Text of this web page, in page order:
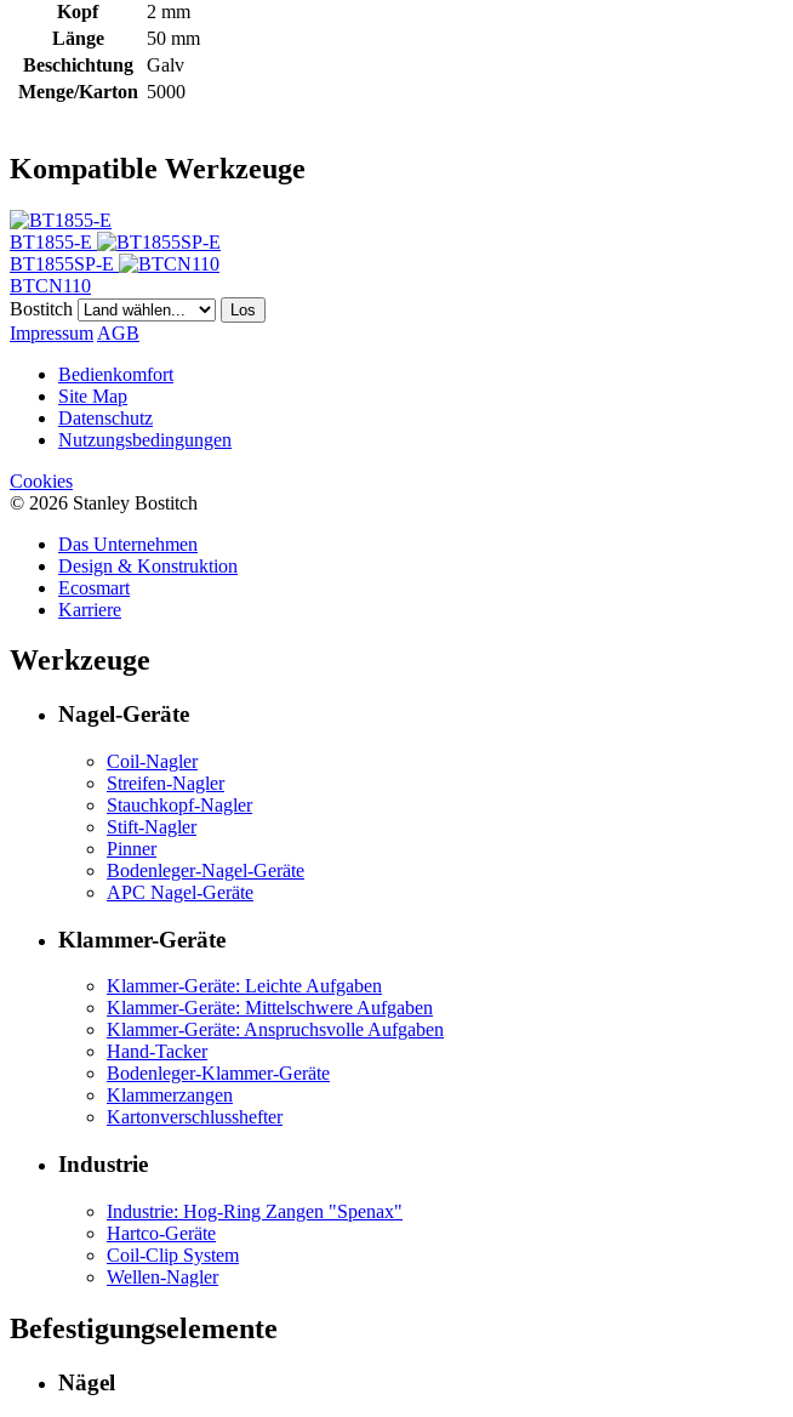
Kopf
2 mm
Länge
50 mm
Beschichtung
Galv
Menge/Karton 5000
Kompatible Werkzeuge
BT1855-E
BT1855SP-E
BTCN110
Bostitch
Los
Impressum AGB
Bedienkomfort
Site Map
Datenschutz
Nutzungsbedingungen
Cookies
© 2026 Stanley Bostitch
Das Unternehmen
Design & Konstruktion
Ecosmart
Karriere
Werkzeuge
Nagel-Geräte
Coil-Nagler
Streifen-Nagler
Stauchkopf-Nagler
Stift-Nagler
Pinner
Bodenleger-Nagel-Geräte
APC Nagel-Geräte
Klammer-Geräte
Klammer-Geräte: Leichte Aufgaben
Klammer-Geräte: Mittelschwere Aufgaben
Klammer-Geräte: Anspruchsvolle Aufgaben
Hand-Tacker
Bodenleger-Klammer-Geräte
Klammerzangen
Kartonverschlusshefter
Industrie
Industrie: Hog-Ring Zangen "Spenax"
Hartco-Geräte
Coil-Clip System
Wellen-Nagler
Befestigungselemente
Nägel